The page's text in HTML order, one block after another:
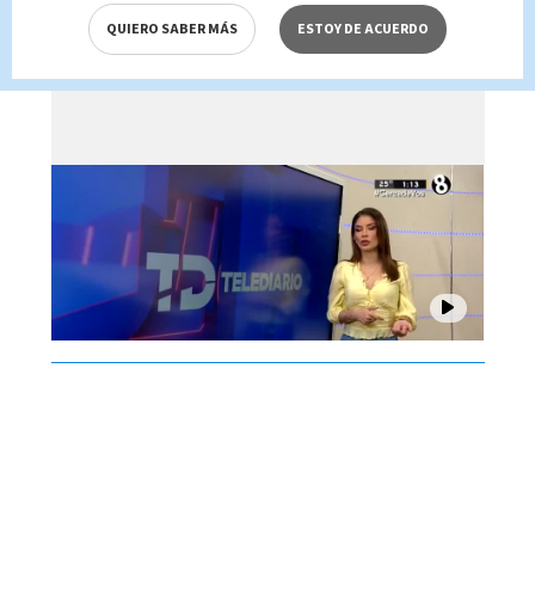
Telediario En Directo con Paula
Brenes, 06 de agosto 2026
QUIERO SABER MÁS ESTOY DE ACUERDO